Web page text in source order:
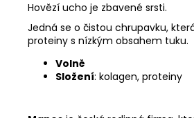
Hovězí ucho je zbavené srsti.
Jedná se o čistou chrupavku,
proteiny s nízkým obsahem tuku.
Volně
Složení: kolagen, proteiny
JOY
DOG
YUMMY
CHICKEN
SALMON
TREAT